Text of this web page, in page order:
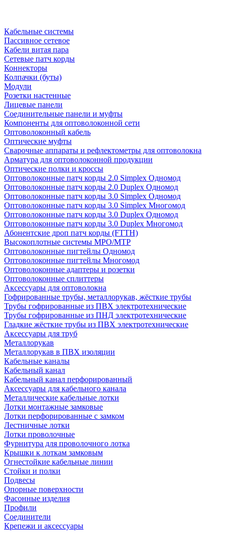
Кабельные системы
Пассивное сетевое
Кабели витая пара
Сетевые патч корды
Коннекторы
Колпачки (буты)
Модули
Розетки настенные
Лицевые панели
Соединительные панели и муфты
Компоненты для оптоволоконной сети
Оптоволоконный кабель
Оптические муфты
Сварочные аппараты и рефлектометры для оптоволокна
Арматура для оптоволоконной продукции
Оптические полки и кроссы
Оптоволоконные патч корды 2.0 Simplex Одномод
Оптоволоконные патч корды 2.0 Duplex Одномод
Оптоволоконные патч корды 3.0 Simplex Одномод
Оптоволоконные патч корды 3.0 Simplex Многомод
Оптоволоконные патч корды 3.0 Duplex Одномод
Оптоволоконные патч корды 3.0 Duplex Многомод
Абонентские дроп патч корды (FTTH)
Высокоплотные системы MPO/MTP
Оптоволоконные пигтейлы Одномод
Оптоволоконные пигтейлы Многомод
Оптоволоконные адаптеры и розетки
Оптоволоконные сплиттеры
Аксессуары для оптоволокна
Гофрированные трубы, металлорукав, жёсткие трубы
Трубы гофрированные из ПВХ электротехнические
Трубы гофрированные из ПНД электротехнические
Гладкие жёсткие трубы из ПВХ электротехнические
Аксессуары для труб
Металлорукав
Металлорукав в ПВХ изоляции
Кабельные каналы
Кабельный канал
Кабельный канал перфорированный
Аксессуары для кабельного канала
Металлические кабельные лотки
Лотки монтажные замковые
Лотки перфорированные с замком
Лестничные лотки
Лотки проволочные
Фурнитура для проволочного лотка
Крышки к лоткам замковым
Огнестойкие кабельные линии
Стойки и полки
Подвесы
Опорные поверхности
Фасонные изделия
Профили
Соединители
Крепежи и аксессуары